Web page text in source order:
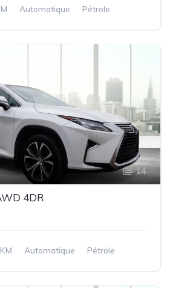
Automatique
Pétrole
14
4DR
Automatique
Pétrole